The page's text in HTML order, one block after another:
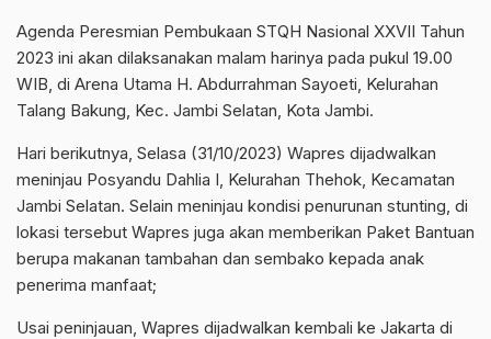
Agenda Peresmian Pembukaan STQH Nasional XXVII Tahun
2023 ini akan dilaksanakan malam harinya pada pukul 19.00
WIB, di Arena Utama H. Abdurrahman Sayoeti, Kelurahan
Talang Bakung, Kec. Jambi Selatan, Kota Jambi.
Hari berikutnya, Selasa (31/10/2023) Wapres dijadwalkan
meninjau Posyandu Dahlia I, Kelurahan Thehok, Kecamatan
Jambi Selatan. Selain meninjau kondisi penurunan stunting, di
lokasi tersebut Wapres juga akan memberikan Paket Bantuan
berupa makanan tambahan dan sembako kepada anak
penerima manfaat;
Usai peninjauan, Wapres dijadwalkan kembali ke Jakarta di